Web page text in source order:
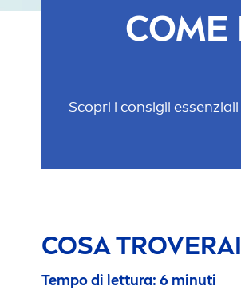
COME
Scopri i consigli
COSA
Tempo di lettura: 6 minuti